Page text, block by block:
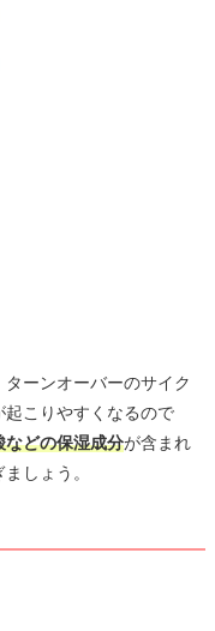
ーンオーバーのサイク
起こりやすくなるので
などの保湿成分が含まれ
しょう。